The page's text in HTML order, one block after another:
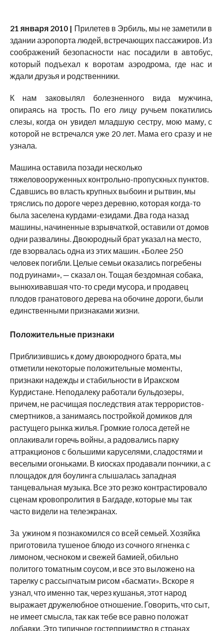
21 января 2010 | Прилетев в Эрбиль, мы не заметили в
здании аэропорта людей, встречающих пассажиров. Из
соображений безопасности нас посадили в автобус,
который подъехал к воротам аэродрома, где нас и
ждали друзья и родственники.
К нам заковылял болезненного вида мужчина,
опираясь на трость. По его лицу ручьем покатились
слезы, когда он увидел младшую сестру, мою маму, с
которой не встречался уже 20 лет. Мама его сразу и не
узнала.
Машина оставила позади несколько
тяжеловооруженных контрольно-пропускных пунктов.
Сдавшись во власть крупных выбоин и рытвин, мы
тряслись по дороге через деревню, которая когда-то
была заселена курдами-езидами. Два года назад
машины, начиненные взрывчаткой, оставили от домов
одни развалины. Двоюродный брат указал на место,
где взорвалась одна из этих машин. «Более 250
человек погибли. Целые семьи оказались погребены
под руинами», — сказал он. Тощая бездомная собака,
вынюхивавшая что-то среди мусора, и продавец
плодов гранатового дерева на обочине дороги, были
единственными признаками жизни.
Положительные признаки
Приблизившись к дому двоюродного брата, мы
отметили некоторые положительные моменты,
признаки надежды и стабильности в Иракском
Курдистане. Неподалеку работали бульдозеры,
причем, не расчищая последствия атак террористов-
смертников, а занимаясь постройкой домиков для
растущего рынка жилья. Громкие голоса детей не
оплакивали горечь войны, а радовались парку
аттракционов с большими каруселями, сладостями и
веселыми огоньками. В киосках продавали пончики, а с
площадок для боулинга слышалась западная
танцевальная музыка. Все это резко контрастировало
сценам кровопролития в Багдаде, которые мы так
часто видели на телеэкранах.
За ужином я познакомился со всей семьей. Хозяйка
приготовила тушеное блюдо из сочного ягненка с
лимоном, чесноком и свежей бамией, обильно
политого томатным соусом, и все это выложено на
тарелку с рассыпчатым рисом «басмати». Вскоре я
узнал, что именно так, через кушанья, этот народ
выражает дружелюбное отношение. Говорить, что сыт,
не имеет смысла, так как тебе все равно положат
добавки. Это типичное гостеприимство в странах